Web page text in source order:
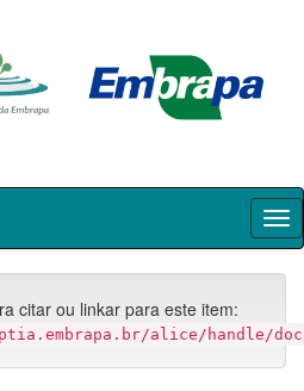
citar ou linkar para este item:
alice/handle/doc/